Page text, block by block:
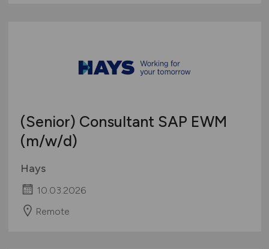
(Senior) Consultant SAP EWM
(m/w/d)
Hays
10.03.2026
Remote